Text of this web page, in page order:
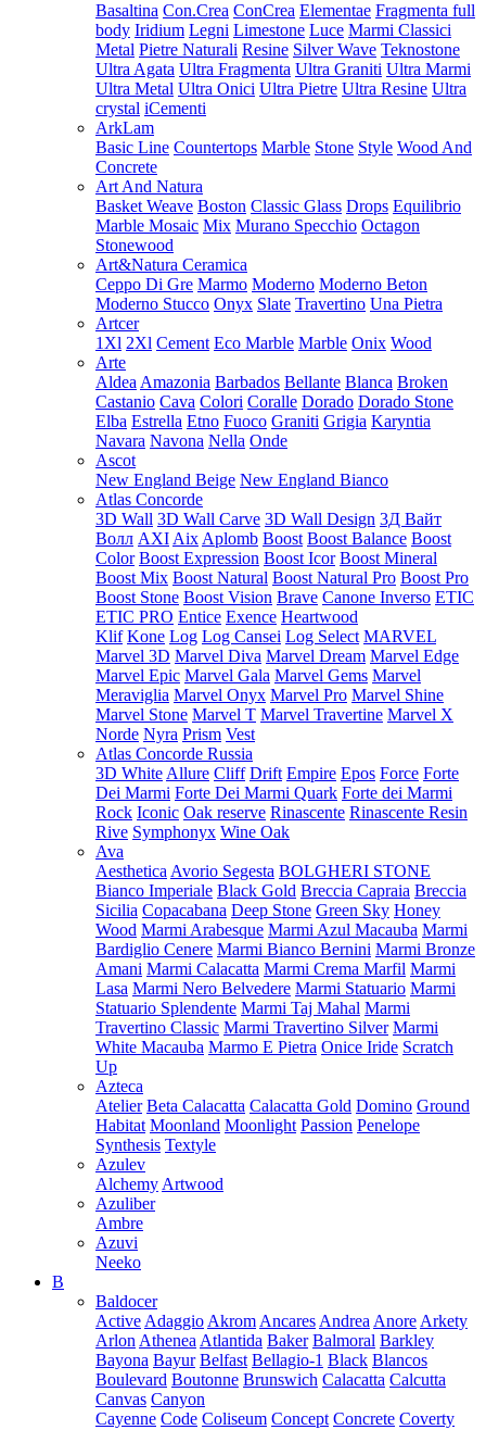
Basaltina Con.Crea ConCrea Elementae Fragmenta full
body Iridium Legni Limestone Luce Marmi Classici
Metal Pietre Naturali Resine Silver Wave Teknostone
Ultra Agata Ultra Fragmenta Ultra Graniti Ultra Marmi
Ultra Metal Ultra Onici Ultra Pietre Ultra Resine Ultra
crystal iCementi
ArkLam
Basic Line Countertops Marble Stone Style Wood And
Concrete
Art And Natura
Basket Weave Boston Classic Glass Drops Equilibrio
Marble Mosaic Mix Murano Specchio Octagon
Stonewood
Art&Natura Ceramica
Ceppo Di Gre Marmo Moderno Moderno Beton
Moderno Stucco Onyx Slate Travertino Una Pietra
Artcer
1Xl 2Xl Cement Eco Marble Marble Onix Wood
Arte
Aldea Amazonia Barbados Bellante Blanca Broken
Castanio Cava Colori Coralle Dorado Dorado Stone
Elba Estrella Etno Fuoco Graniti Grigia Karyntia
Navara Navona Nella Onde
Ascot
New England Beige New England Bianco
Atlas Concorde
3D Wall 3D Wall Carve 3D Wall Design 3Д Вайт
Волл AXI Aix Aplomb Boost Boost Balance Boost
Color Boost Expression Boost Icor Boost Mineral
Boost Mix Boost Natural Boost Natural Pro Boost Pro
Boost Stone Boost Vision Brave Canone Inverso ETIC
ETIC PRO Entice Exence Heartwood
Klif Kone Log Log Cansei Log Select MARVEL
Marvel 3D Marvel Diva Marvel Dream Marvel Edge
Marvel Epic Marvel Gala Marvel Gems Marvel
Meraviglia Marvel Onyx Marvel Pro Marvel Shine
Marvel Stone Marvel T Marvel Travertine Marvel X
Norde Nyra Prism Vest
Atlas Concorde Russia
3D White Allure Cliff Drift Empire Epos Force Forte
Dei Marmi Forte Dei Marmi Quark Forte dei Marmi
Rock Iconic Oak reserve Rinascente Rinascente Resin
Rive Symphonyx Wine Oak
Ava
Aesthetica Avorio Segesta BOLGHERI STONE
Bianco Imperiale Black Gold Breccia Capraia Breccia
Sicilia Copacabana Deep Stone Green Sky Honey
Wood Marmi Arabesque Marmi Azul Macauba Marmi
Bardiglio Cenere Marmi Bianco Bernini Marmi Bronze
Amani Marmi Calacatta Marmi Crema Marfil Marmi
Lasa Marmi Nero Belvedere Marmi Statuario Marmi
Statuario Splendente Marmi Taj Mahal Marmi
Travertino Classic Marmi Travertino Silver Marmi
White Macauba Marmo E Pietra Onice Iride Scratch
Up
Azteca
Atelier Beta Calacatta Calacatta Gold Domino Ground
Habitat Moonland Moonlight Passion Penelope
Synthesis Textyle
Azulev
Alchemy Artwood
Azuliber
Ambre
Azuvi
Neeko
B
Baldocer
Active Adaggio Akrom Ancares Andrea Anore Arkety
Arlon Athenea Atlantida Baker Balmoral Barkley
Bayona Bayur Belfast Bellagio-1 Black Blancos
Boulevard Boutonne Brunswich Calacatta Calcutta
Canvas Canyon
Cayenne Code Coliseum Concept Concrete Coverty